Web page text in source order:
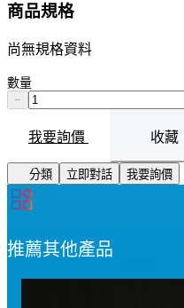
商品規格
尚無規格資料
數量
−
我要詢價 收藏
分類 立即對話 我要詢價
推薦其他產品